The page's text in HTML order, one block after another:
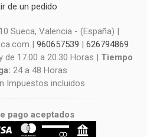
de un pedido
Sueca, Valencia - (España) |
| 960657539 | 626794869
de 17.00 a 20.30 Horas | Tiempo
24 a 48 Horas
Impuestos incluidos
pago aceptados